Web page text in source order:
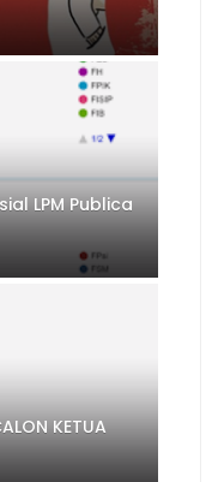
LPM Publica
KETUA